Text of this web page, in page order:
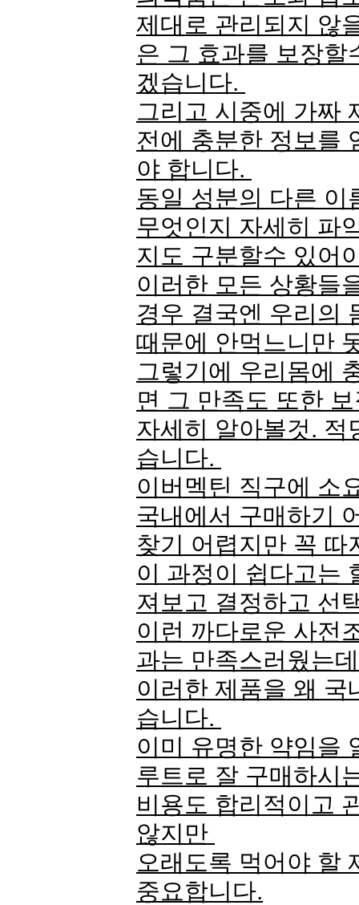
제대로 관리되지 않
은 그 효과를 보장할
겠습니다.
그리고 시중에 가짜
전에 충분한 정보를
야 합니다.
동일 성분의 다른 이
무엇인지 자세히 파
지도 구분할수 있어
이러한 모든 상황들
경우 결국엔 우리의
때문에 안먹느니만
그렇기에 우리몸에
면 그 만족도 또한
자세히 알아볼것. 적
습니다.
이버멕틴 직구에 소
국내에서 구매하기
찾기 어렵지만 꼭
이 과정이 쉽다고는
져보고 결정하고 선
이런 까다로운 사전
과는 만족스러웠는
이러한 제품을 왜
습니다.
이미 유명한 약임을
루트로 잘 구매하시
비용도 합리적이고
않지만
오래도록 먹어야 할
중요합니다.